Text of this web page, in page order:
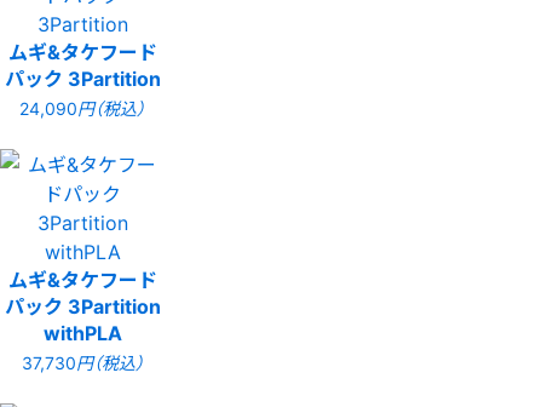
ムギ&タケフード
パック 3Partition
24,090円（税込）
ムギ&タケフード
パック 3Partition
withPLA
37,730円（税込）